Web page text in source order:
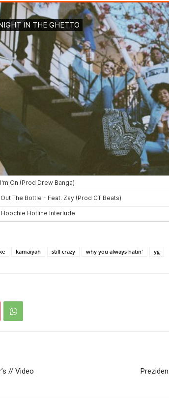
kamaiyah still crazy why you always hatin' yg
// Video